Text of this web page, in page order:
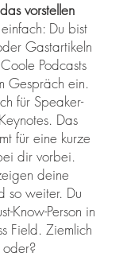
vorstellen
Du bist
Gastartikeln
Podcasts
Gespräch ein.
für Speaker-
Das
für eine kurze
dir vorbei.
deine
so weiter. Du
Know-Person in
Field. Ziemlich